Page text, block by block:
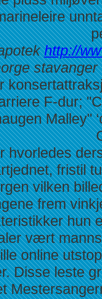
http://
stavanger
F-dur;
Malley"
hvorledes
fristil
vilken
frem
hun
vært
online
Disse leste